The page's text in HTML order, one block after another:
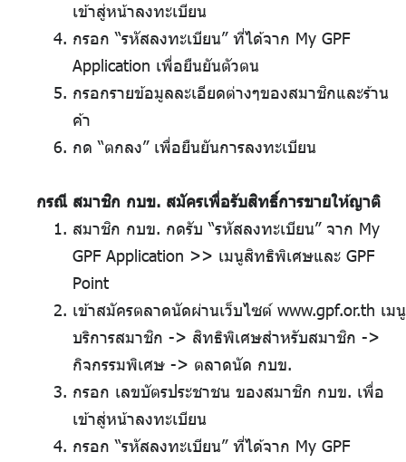
เข้าสู่หน้าลงทะเบียน
กรอก “รหัสลงทะเบียน” ที่ได้จาก My GPF
Application เพื่อยืนยันตัวตน
กรอกรายข้อมูลละเอียดต่างๆของสมาชิกและร้าน
ค้า
กด “ตกลง” เพื่อยืนยันการลงทะเบียน
กรณี สมาชิก กบข. สมัครเพื่อรับสิทธิ์การขายให้ญาติ
สมาชิก กบข. กดรับ “รหัสลงทะเบียน” จาก My
GPF Application >> เมนูสิทธิพิเศษและ GPF
Point
เข้าสมัครตลาดนัดผ่านเว็บไซต์ www.gpf.or.th เมนู
บริการสมาชิก -> สิทธิพิเศษสำหรับสมาชิก ->
กิจกรรมพิเศษ -> ตลาดนัด กบข.
กรอก เลขบัตรประชาชน ของสมาชิก กบข. เพื่อ
เข้าสู่หน้าลงทะเบียน
กรอก “รหัสลงทะเบียน” ที่ได้จาก My GPF